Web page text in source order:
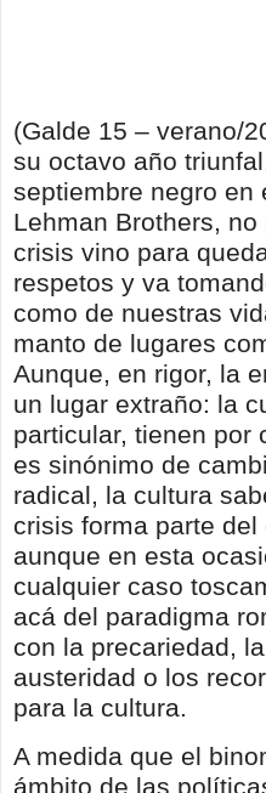
(Galde 15 – verano/
su octavo año
septiembre negro en
Lehman Brothers,
crisis vino para
respetos y va
como de nuestras
manto de lugares
Aunque, en rigor, la
un lugar extraño: la
particular, tienen por
es sinónimo de
radical, la cultura
crisis forma parte
aunque en esta
cualquier caso
acá del paradigma
con la precariedad,
austeridad o los
para la cultura.
A medida que el
ámbito de las